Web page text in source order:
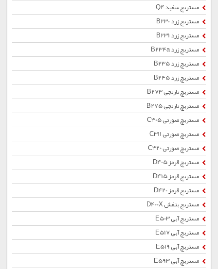
مستربچ سفید Q4
مستربچ زرد B230
مستربچ زرد B231
مستربچ زرد B234a
مستربچ زرد B235
مستربچ زرد B245
مستربچ نارنجی B273
مستربچ نارنجی B275
مستربچ صورتی C305
مستربچ صورتی C311
مستربچ صورتی C320
مستربچ قرمز D405
مستربچ قرمز D415
مستربچ قرمز D420
مستربچ بنفش D400X
مستربچ آبی E503
مستربچ آبی E517
مستربچ آبی E519
مستربچ آبی E593